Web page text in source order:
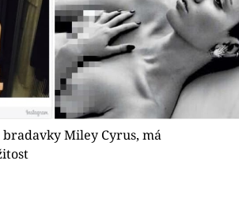
Miley Cyrus, má